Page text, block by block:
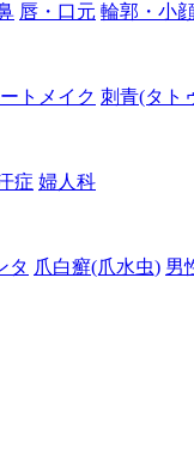
唇・口元 輪郭・小
トメイク 刺青(タト
症 婦人科
タ 爪白癬(爪水虫) 男